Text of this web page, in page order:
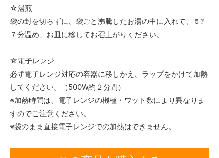
☆湯煎
袋の封を切らずに、袋ごと沸騰したお湯の中に入れて、５?
７分温め、お皿に移してお召上がりください。
☆電子レンジ
必ず電子レンジ対応の容器に移しかえ、ラップをかけて加熱
してください。（500W約２分間）
※加熱時間は、電子レンジの機種・ワット数により異なりま
すのでご注意ください。
※袋のまま直接電子レンジでの加熱はできません。